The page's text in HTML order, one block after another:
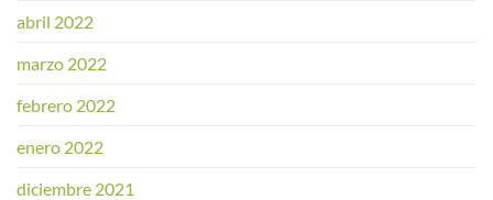
abril 2022
marzo 2022
febrero 2022
enero 2022
diciembre 2021